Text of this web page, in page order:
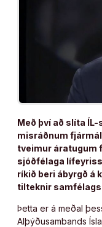
Með því að slíta
misráðnum
tveimur áratugum
sjóðfélaga
ríkið beri ábyrgð á
tilteknir
Þetta er á meðal
Alþýðusambands